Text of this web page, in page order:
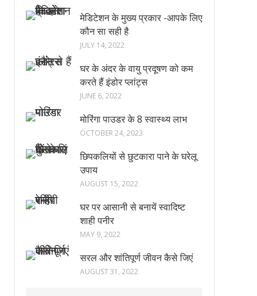
मेडिटेशन के मुख्य प्रकार -आपके लिए
कौन सा सही है
JULY 14, 2022
घर के अंदर के वायु प्रदूषण को कम
करते हैं इंडोर प्लांट्स
JUNE 6, 2022
मोरिंगा पाउडर के 8 स्वास्थ्य लाभ
OCTOBER 24, 2023
छिपकलियों से छुटकारा पाने के घरेलू
उपाय
AUGUST 15, 2022
घर पर आसानी से बनायें स्वादिष्ट
शाही पनीर
MAY 9, 2022
सरल और शांतिपूर्ण जीवन कैसे जिएं
AUGUST 31, 2022